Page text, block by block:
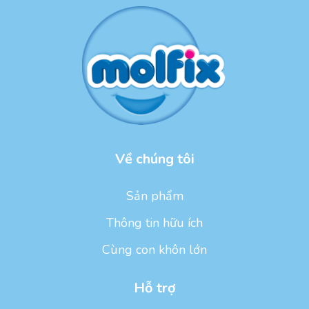
Về chúng tôi
Sản phẩm
Thông tin hữu ích
Cùng con khôn lớn
Hỗ trợ